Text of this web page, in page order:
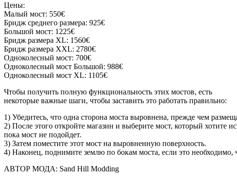
Цены:
Малый мост: 550€
Бридж среднего размера: 925€
Большой мост: 1225€
Бридж размера XL: 1560€
Бридж размера XXL: 2780€
Одноколесный мост: 700€
Одноколесный мост Большой: 988€
Одноколесный мост XL: 1105€
Чтобы получить полную функциональность этих мостов, есть
некоторые важные шаги, чтобы заставить это работать правильно:
1) Убедитесь, что одна сторона моста выровнена, прежде чем
2) После этого откройте магазин и выберите мост, который хотите
пока мост не подойдет.
3) Затем поместите этот мост на выровненную поверхность.
4) Наконец, поднимите землю по бокам моста, если это
АВТОР МОДА: Sand Hill Modding